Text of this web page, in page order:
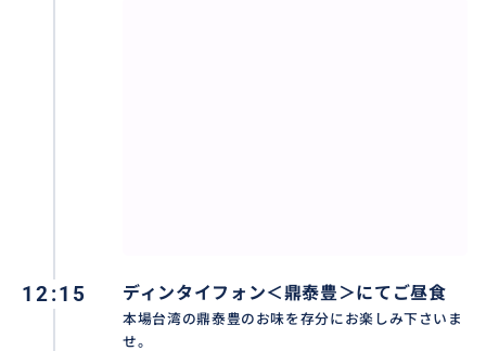
クルーズ船で基隆に寄港される方は港から直接ピック
アップしてチャーター車で観光後港で直接下車できる
便利プランです。（同行案内はありませんが観光に必
12:15 ディンタイフォン＜鼎泰豊＞にてご昼食
本場台湾の鼎泰豊のお味を存分にお楽しみ下さいま
せ。